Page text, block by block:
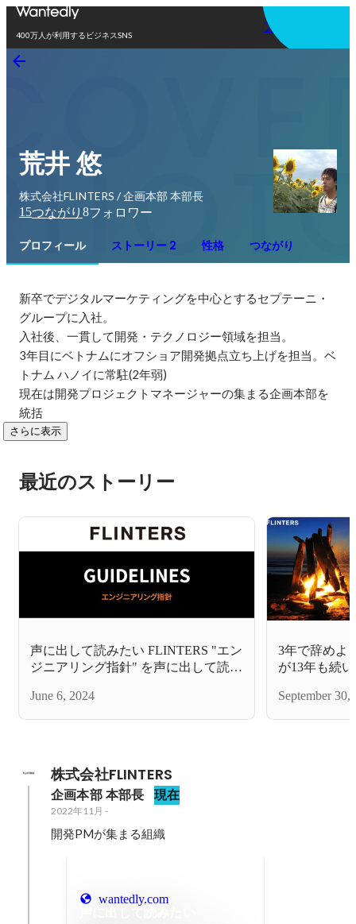
400万人が利用するビジネスSNS
アプリを使う
荒井 悠
株式会社FLINTERS / 企画本部 本部長
15つながり 8フォロワー
プロフィール ストーリー 2 性格 つながり
新卒でデジタルマーケティングを中心とするセプテーニ・
グループに入社。
入社後、一貫して開発・テクノロジー領域を担当。
3年目にベトナムにオフショア開発拠点立ち上げを担当。ベ
トナム ハノイに常駐(2年弱)
現在は開発プロジェクトマネージャーの集まる企画本部を
統括
さらに表示
最近のストーリー
声に出して読みたい FLINTERS "エン
ジニアリング指針" を声に出して読ん
June 6, 2024
3年で辞めよ
が13年も続
September 30,
株式会社FLINTERS
企画本部 本部長 現在
2022年11月 -
開発PMが集まる組織
wantedly.com